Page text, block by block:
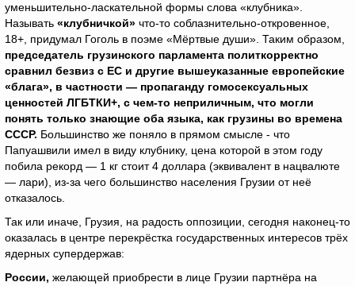
уменьшительно-ласкательной формы слова «клубника».
Называть «клубничкой» что-то соблазнительно-откровенное,
18+, придумал Гоголь в поэме «Мёртвые души». Таким образом,
председатель грузинского парламента политкорректно
сравнил безвиз с ЕС и другие вышеуказанные европейские
«блага», в частности — пропаганду гомосексуальных
ценностей ЛГБТКИ+, с чем-то неприличным, что могли
понять только знающие оба языка, как грузины во времена
СССР. Большинство же поняло в прямом смысле - что
Папуашвили имел в виду клубнику, цена которой в этом году
побила рекорд — 1 кг стоит 4 доллара (эквивалент в нацвалюте
— лари), из-за чего большинство населения Грузии от неё
отказалось.
Так или иначе, Грузия, на радость оппозиции, сегодня наконец-то
оказалась в центре перекрёстка государственных интересов трёх
ядерных супердержав:
России, желающей приобрести в лице Грузии партнёра на